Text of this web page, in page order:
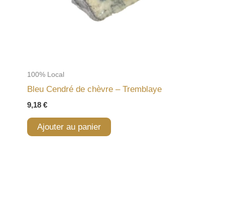
100% Local
Bleu Cendré de chèvre – Tremblaye
9,18 €
Ajouter au panier